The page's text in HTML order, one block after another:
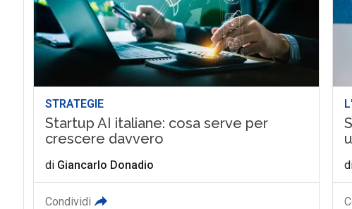
STRATEGIE
Startup AI italiane: cosa serve per
crescere davvero
di Giancarlo Donadio
Condividi